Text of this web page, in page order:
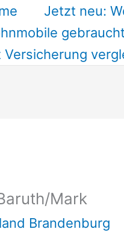
Jetzt neu:
gebraucht
Versicherung
Mark
Brandenburg